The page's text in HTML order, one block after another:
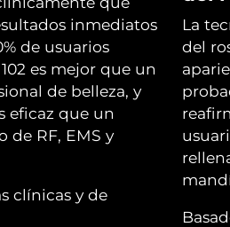
inmediatos
de usuarios
102 es mejor que un
de belleza, y
eficaz que un
de RF, EMS y
clínicas y de
La
del
hair
Hombres
Entrega prevista 8/15/26
Entrega prevista 8/11/26
Entrega prevista 8/14/26
Entrega prevista
Entrega prevista 8/13/26